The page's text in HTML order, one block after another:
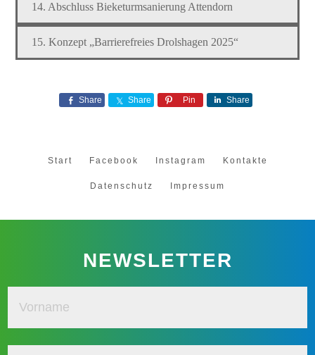
14. Abschluss Bieketurmsanierung Attendorn
15. Konzept „Barrierefreies Drolshagen 2025“
Share Share Pin Share
Start Facebook Instagram Kontakte
Datenschutz Impressum
NEWSLETTER